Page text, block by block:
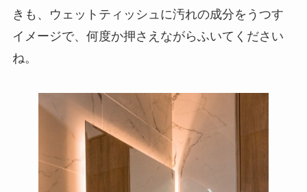
きも、ウェットティッシュに汚れの成分をうつす
イメージで、何度か押さえながらふいてください
ね。